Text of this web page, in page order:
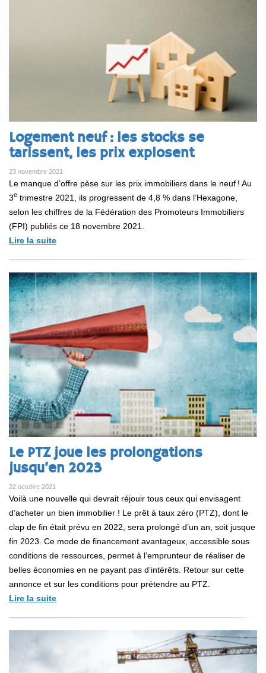
Logement neuf : les stocks se
tarissent, les prix explosent
23 novembre 2021
Le manque d’offre pèse sur les prix immobiliers dans le neuf ! Au
3e trimestre 2021, ils progressent de 4,8 % dans l’Hexagone,
selon les chiffres de la Fédération des Promoteurs Immobiliers
(FPI) publiés ce 18 novembre 2021.
Lire la suite
Le PTZ joue les prolongations
jusqu’en 2023
22 octobre 2021
Voilà une nouvelle qui devrait réjouir tous ceux qui envisagent
d’acheter un bien immobilier ! Le prêt à taux zéro (PTZ), dont le
clap de fin était prévu en 2022, sera prolongé d’un an, soit jusque
fin 2023. Ce mode de financement avantageux, accessible sous
conditions de ressources, permet à l’emprunteur de réaliser de
belles économies en ne payant pas d’intérêts. Retour sur cette
annonce et sur les conditions pour prétendre au PTZ.
Lire la suite